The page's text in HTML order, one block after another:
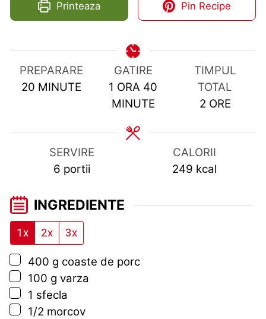
Printeaza Pin Recipe
PREPARARE
20MINUTES
MINUTE
GATIRE
1 HOUR
ORA 40 MINUTES
MINUTE
TIMPUL
TOTAL
2HOURS
ORE
SERVIRE
6 portii
CALORII
249 kcal
INGREDIENTE
1x 2x 3x
▢
400 g coaste de porc
▢
100 g varza
▢
1 sfecla
▢
1/2 morcov